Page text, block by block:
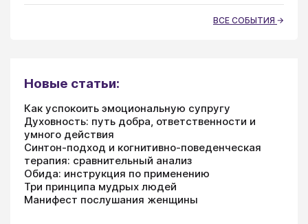
ВСЕ СОБЫТИЯ
Новые статьи:
Как успокоить эмоциональную супругу
Духовность: путь добра, ответственности и
умного действия
Синтон-подход и когнитивно-поведенческая
терапия: сравнительный анализ
Обида: инструкция по применению
Три принципа мудрых людей
Манифест послушания женщины